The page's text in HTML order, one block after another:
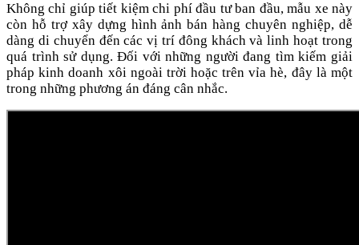
Không chỉ giúp tiết kiệm chi phí đầu tư ban đầu, mẫu xe này
còn hỗ trợ xây dựng hình ảnh bán hàng chuyên nghiệp, dễ
dàng di chuyển đến các vị trí đông khách và linh hoạt trong
quá trình sử dụng. Đối với những người đang tìm kiếm giải
pháp kinh doanh xôi ngoài trời hoặc trên vỉa hè, đây là một
trong những phương án đáng cân nhắc.